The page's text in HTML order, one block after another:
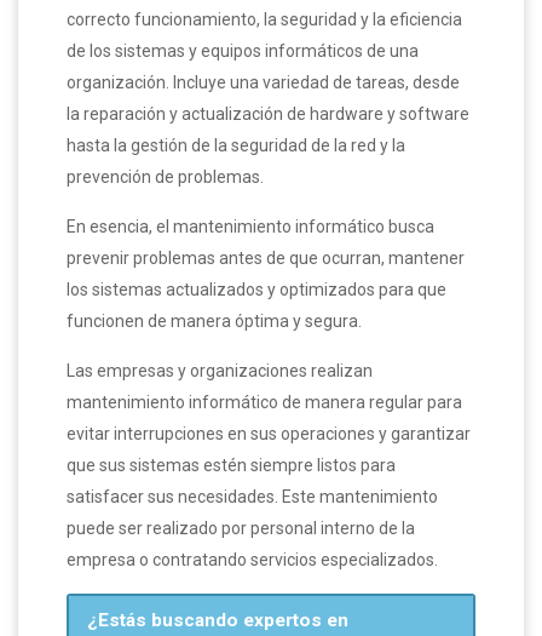
correcto funcionamiento, la seguridad y la eficiencia
de los sistemas y equipos informáticos de una
organización. Incluye una variedad de tareas, desde
la reparación y actualización de hardware y software
hasta la gestión de la seguridad de la red y la
prevención de problemas.
En esencia, el mantenimiento informático busca
prevenir problemas antes de que ocurran, mantener
los sistemas actualizados y optimizados para que
funcionen de manera óptima y segura.
Las empresas y organizaciones realizan
mantenimiento informático de manera regular para
evitar interrupciones en sus operaciones y garantizar
que sus sistemas estén siempre listos para
satisfacer sus necesidades. Este mantenimiento
puede ser realizado por personal interno de la
empresa o contratando servicios especializados.
¿Estás buscando expertos en